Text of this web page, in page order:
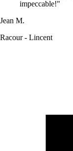
impeccable!"
Jean M.
Racour - Lincent